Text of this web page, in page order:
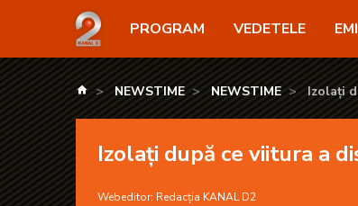
Izolați după ce viitura a distrus podul peste
PROGRAM VEDETELE
kanald.ro
NEWSTIME NEWSTIME Izolați
Izolați după ce viitura a
Webeditor: Redacția KANAL D2